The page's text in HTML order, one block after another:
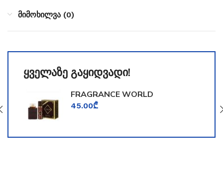
მიმოხილვა (0)
ყველაზე გაყიდვადი!
FRAGRANCE WORLD
TOOMFORD
45.00₾